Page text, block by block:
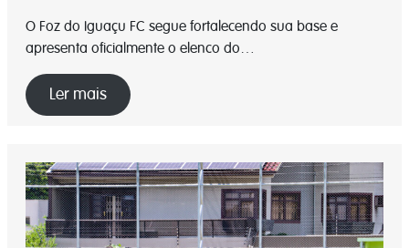
O Foz do Iguaçu FC segue fortalecendo sua base e
apresenta oficialmente o elenco do…
Ler mais